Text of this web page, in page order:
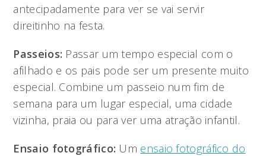
antecipadamente para ver se vai servir
direitinho na festa.
Passeios: Passar um tempo especial com o
afilhado e os pais pode ser um presente muito
especial. Combine um passeio num fim de
semana para um lugar especial, uma cidade
vizinha, praia ou para ver uma atração infantil.
Ensaio fotográfico: Um ensaio fotográfico do